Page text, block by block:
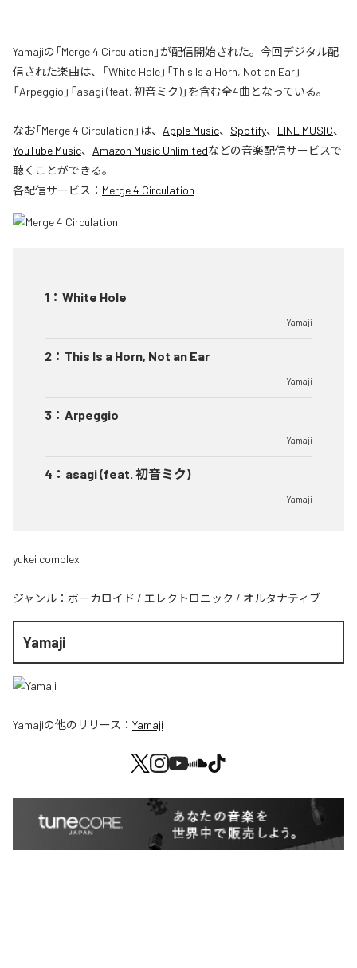
Yamajiの「Merge 4 Circulation」が配信開始された。今回デジタル配
信された楽曲は、「White Hole」「This Is a Horn, Not an Ear」
「Arpeggio」「asagi (feat. 初音ミク)」を含む全4曲となっている。
なお「Merge 4 Circulation 」は、 Apple Music、 Spotify、 LINE MUSIC、
YouTube Music、 Amazon Music Unlimitedなどの音楽配信サービスで
聴くことができる。
各配信サービス： Merge 4 Circulation
1 ： White Hole
Yamaji
2 ： This Is a Horn, Not an Ear
Yamaji
3 ： Arpeggio
Yamaji
4 ： asagi (feat. 初音ミク)
Yamaji
yukei complex
ジャンル： ボーカロイド / エレクトロニック / オルタナティブ
Yamaji
Yamajiの他のリリース： Yamaji